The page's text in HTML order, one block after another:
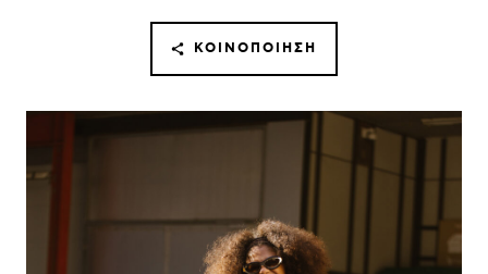
ΚΟΙΝΟΠΟΊΗΣΗ